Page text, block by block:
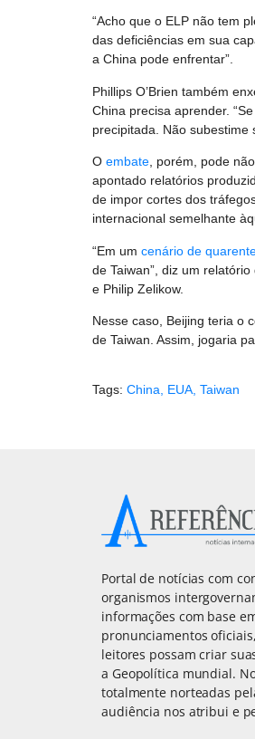
“Acho que o ELP não tem
das deficiências em sua
a China pode enfrentar”.
Phillips O’Brien também
China precisa aprender.
precipitada. Não subestime
O embate , porém, pode
apontado relatórios
de impor cortes dos
internacional semelhante
“Em um cenário de
de Taiwan”, diz um relatório
e Philip Zelikow.
Nesse caso, Beijing teria o
de Taiwan. Assim, jogaria
Tags: China, EUA, Taiwan
Portal de notícias com
organismos
informações com base
pronunciamentos
leitores possam criar
a Geopolítica mundial.
totalmente norteadas
audiência nos atribui e